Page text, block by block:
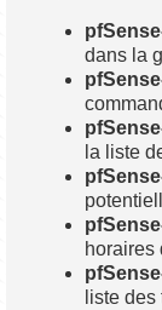
dans la
la liste
horaires
liste